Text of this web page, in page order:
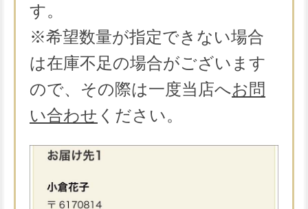
す。
※希望数量が指定できない場合
は在庫不足の場合がございます
ので、その際は一度当店へお問
い合わせ ください。